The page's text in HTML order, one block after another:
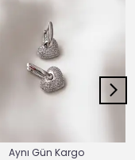
Aynı Gün Kargo